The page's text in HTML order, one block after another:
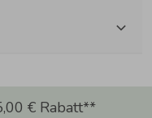
€ Rabatt**